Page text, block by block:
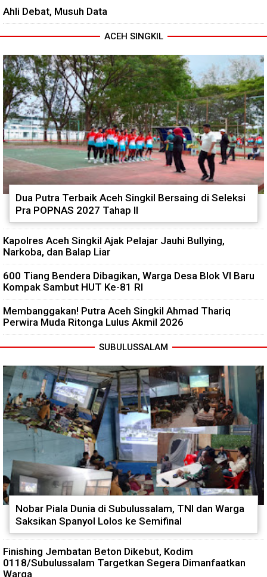
Ahli Debat, Musuh Data
ACEH SINGKIL
Dua Putra Terbaik Aceh Singkil Bersaing di Seleksi
Pra POPNAS 2027 Tahap II
Kapolres Aceh Singkil Ajak Pelajar Jauhi Bullying,
Narkoba, dan Balap Liar
600 Tiang Bendera Dibagikan, Warga Desa Blok VI Baru
Kompak Sambut HUT Ke-81 RI
Membanggakan! Putra Aceh Singkil Ahmad Thariq
Perwira Muda Ritonga Lulus Akmil 2026
SUBULUSSALAM
Nobar Piala Dunia di Subulussalam, TNI dan Warga
Saksikan Spanyol Lolos ke Semifinal
Finishing Jembatan Beton Dikebut, Kodim
0118/Subulussalam Targetkan Segera Dimanfaatkan
Warga